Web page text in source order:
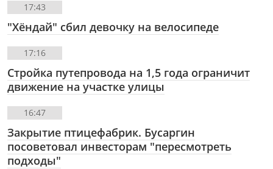
17:43
"Хёндай" сбил девочку на велосипеде
17:16
Стройка путепровода на 1,5 года ограничит
движение на участке улицы
16:47
Закрытие птицефабрик. Бусаргин
посоветовал инвесторам "пересмотреть
подходы"